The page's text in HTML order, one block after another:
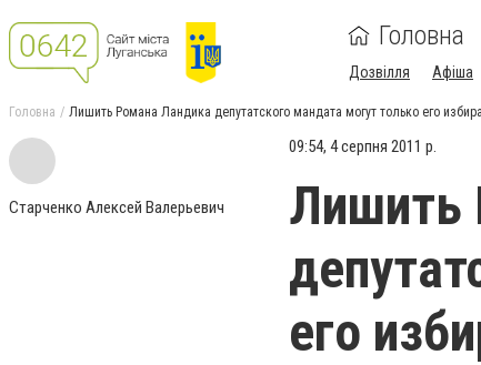
Головна
Дозвілля Афіша
Головна Лишить Романа Ландика депутатского мандата могут только его
Старченко Алексей Валерьевич
09:54, 4 серпня 2011 р.
Лишить
его